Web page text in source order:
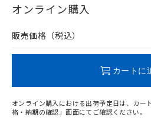
在庫等で未対応品が混在する可能
問い合わせください。
オンライン購入
販売価格（税込）
カートに
オンライン購入における出荷予定日は、カー
格・納期の確認」画面にてご確認ください。